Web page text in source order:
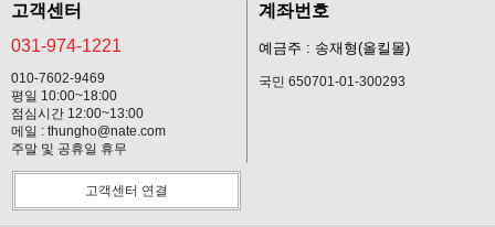
고객센터
031-974-1221
010-7602-9469
평일 10:00~18:00
점심시간 12:00~13:00
메일 : thungho@nate.com
주말 및 공휴일 휴무
계좌번호
예금주 : 송재형(올킬몰)
국민 650701-01-300293
고객센터 연결